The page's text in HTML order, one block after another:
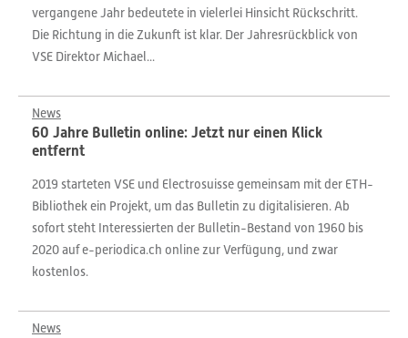
vergangene Jahr bedeutete in vielerlei Hinsicht Rückschritt.
Die Richtung in die Zukunft ist klar. Der Jahresrückblick von
VSE Direktor Michael...
News
60 Jahre Bulletin online: Jetzt nur einen Klick
entfernt
2019 starteten VSE und Electrosuisse gemeinsam mit der ETH-
Bibliothek ein Projekt, um das Bulletin zu digitalisieren. Ab
sofort steht Interessierten der Bulletin-Bestand von 1960 bis
2020 auf e-periodica.ch online zur Verfügung, und zwar
kostenlos.
News